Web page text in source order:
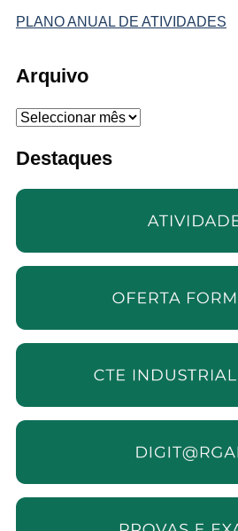
PLANO ANUAL DE ATIVIDADES
Arquivo
Arquivo
Destaques